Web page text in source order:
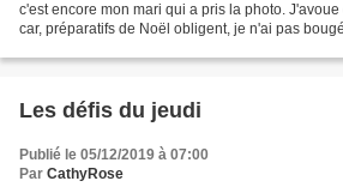
c'est encore mon mari qui a pris la photo.
car, préparatifs de Noël obligent, je n'ai pas
Les défis du jeudi
Publié le 05/12/2019 à 07:00
Par CathyRose